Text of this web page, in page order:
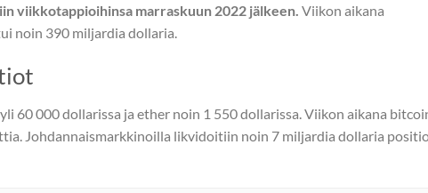
viikkotappioihinsa marraskuun 2022 jälkeen. Viikon aikana
noin 390 miljardia dollaria.
60 000 dollarissa ja ether noin 1 550 dollarissa. Viikon aikana
Johdannaismarkkinoilla likvidoitiin noin 7 miljardia dollaria